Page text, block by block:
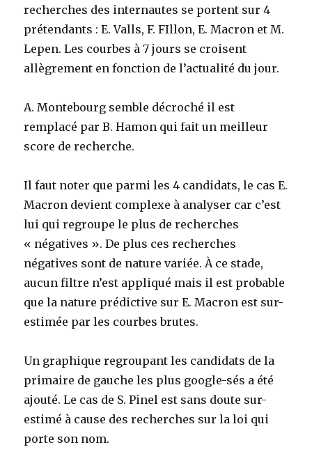
recherches des internautes se portent sur 4
prétendants : E. Valls, F. FIllon, E. Macron et M.
Lepen. Les courbes à 7 jours se croisent
allègrement en fonction de l’actualité du jour.
A. Montebourg semble décroché il est
remplacé par B. Hamon qui fait un meilleur
score de recherche.
Il faut noter que parmi les 4 candidats, le cas E.
Macron devient complexe à analyser car c’est
lui qui regroupe le plus de recherches
« négatives ». De plus ces recherches
négatives sont de nature variée. À ce stade,
aucun filtre n’est appliqué mais il est probable
que la nature prédictive sur E. Macron est sur-
estimée par les courbes brutes.
Un graphique regroupant les candidats de la
primaire de gauche les plus google-sés a été
ajouté. Le cas de S. Pinel est sans doute sur-
estimé à cause des recherches sur la loi qui
porte son nom.